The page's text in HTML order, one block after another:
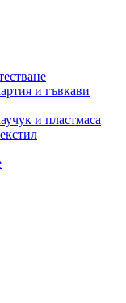
и гъвкави
и пластмаса